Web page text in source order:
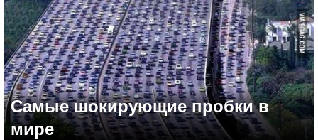
Самые шокирующие пробки в
мире